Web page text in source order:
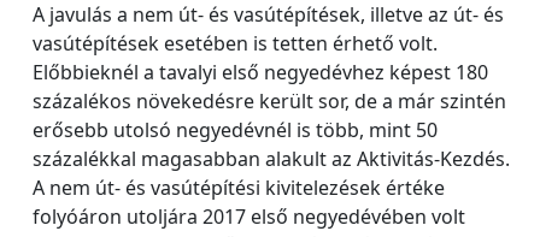
A javulás a nem út- és vasútépítések, illetve az út- és
vasútépítések esetében is tetten érhető volt.
Előbbieknél a tavalyi első negyedévhez képest 180
százalékos növekedésre került sor, de a már szintén
erősebb utolsó negyedévnél is több, mint 50
százalékkal magasabban alakult az Aktivitás-Kezdés.
A nem út- és vasútépítési kivitelezések értéke
folyóáron utoljára 2017 első negyedévében volt